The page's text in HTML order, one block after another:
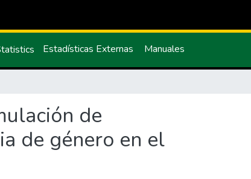
Estadísticas Externas Manuales
de
de género en el